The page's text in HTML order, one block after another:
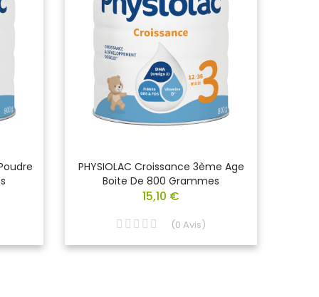
PHYSIOLAC Croissance 3ème Age
Boite De 800 Grammes
15,10 €
(0 Avis)